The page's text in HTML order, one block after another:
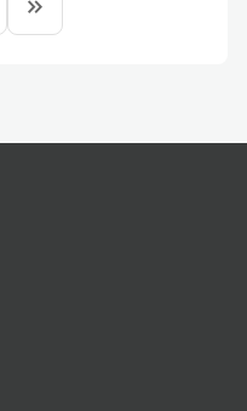
keyboard_double_arrow_right